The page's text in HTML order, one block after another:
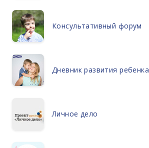
Консультативный форум
Дневник развития ребенка
Личное дело